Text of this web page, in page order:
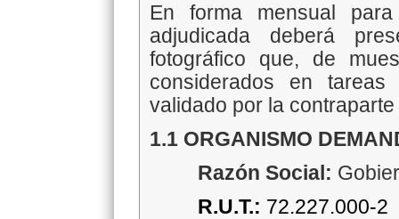
En forma mensual
adjudicada deberá
fotográfico que, de
considerados en
validado por la
1.1 ORGANISMO
Razón Social:
R.U.T.: 72.227.000-2